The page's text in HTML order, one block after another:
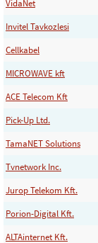
VidaNet
Invitel Tavkozlesi
Cellkabel
MICROWAVE kft
ACE Telecom Kft
Pick-Up Ltd.
TamaNET Solutions
Tvnetwork Inc.
Jurop Telekom Kft.
Porion-Digital Kft.
ALTAinternet Kft.